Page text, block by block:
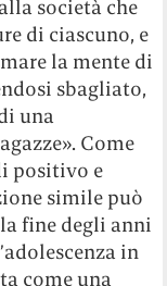
società che
di ciascuno, e
la mente di
sbagliato,
una
Come
positivo e
simile può
fine degli anni
in
come una